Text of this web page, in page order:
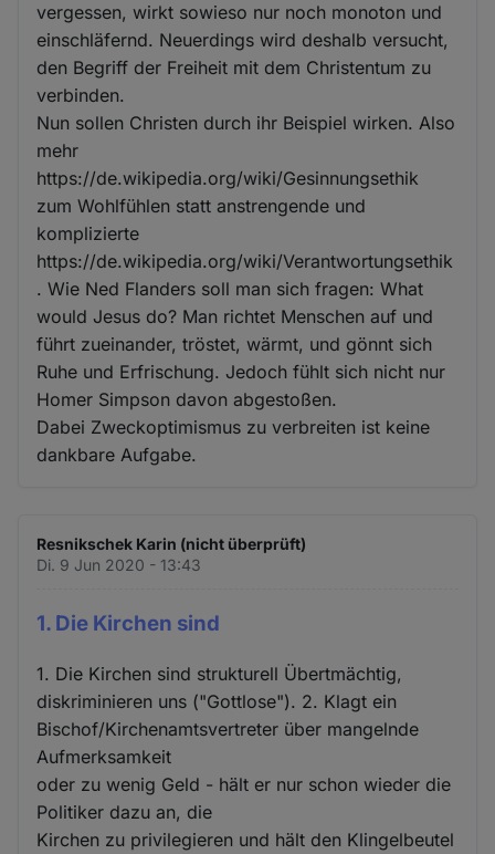
vergessen, wirkt sowieso nur noch monoton und
einschläfernd. Neuerdings wird deshalb versucht,
den Begriff der Freiheit mit dem Christentum zu
verbinden.
Nun sollen Christen durch ihr Beispiel wirken. Also
mehr
https://de.wikipedia.org/wiki/Gesinnungsethik
zum Wohlfühlen statt anstrengende und
komplizierte
https://de.wikipedia.org/wiki/Verantwortungsethik
. Wie Ned Flanders soll man sich fragen: What
would Jesus do? Man richtet Menschen auf und
führt zueinander, tröstet, wärmt, und gönnt sich
Ruhe und Erfrischung. Jedoch fühlt sich nicht nur
Homer Simpson davon abgestoßen.
Dabei Zweckoptimismus zu verbreiten ist keine
dankbare Aufgabe.
Resnikschek Karin (nicht überprüft)
Di. 9 Jun 2020 - 13:43
1. Die Kirchen sind
1. Die Kirchen sind strukturell Übertmächtig,
diskriminieren uns ("Gottlose"). 2. Klagt ein
Bischof/Kirchenamtsvertreter über mangelnde
Aufmerksamkeit
oder zu wenig Geld - hält er nur schon wieder die
Politiker dazu an, die
Kirchen zu privilegieren und hält den Klingelbeutel